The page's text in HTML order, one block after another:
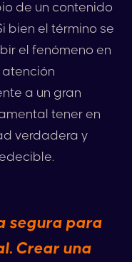
de un contenido
bien el término se
el fenómeno en
a un gran
tener en
verdadera y
segura para
Crear una